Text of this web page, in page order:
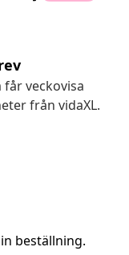
får veckovisa
från vidaXL.
beställning.